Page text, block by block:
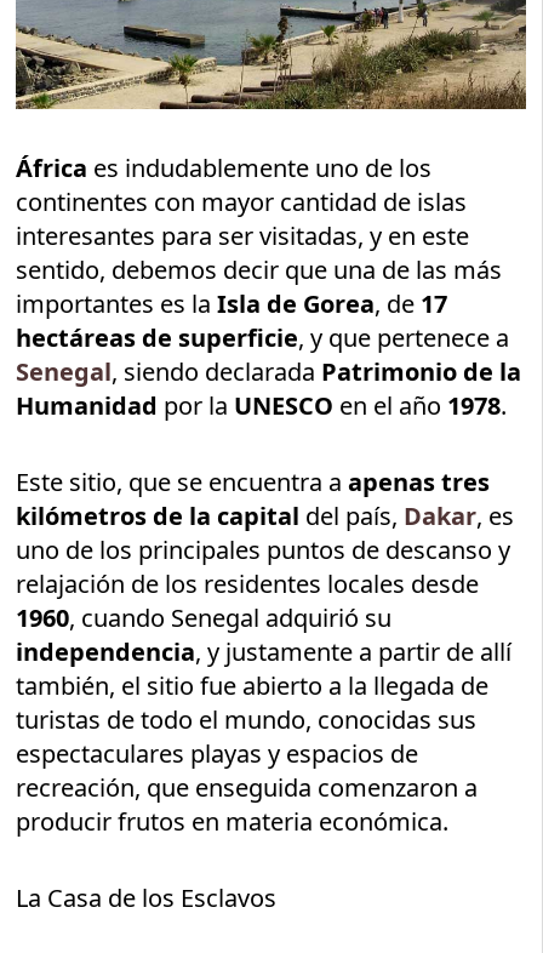
África es indudablemente uno de los
continentes con mayor cantidad de islas
interesantes para ser visitadas, y en este
sentido, debemos decir que una de las más
importantes es laIsla de Gorea, de 17
hectáreas de superficie, y que pertenece a
Senegal, siendo declarada Patrimonio de la
Humanidad por la UNESCO en el año 1978.
Este sitio, que se encuentra aapenas tres
kilómetros de la capital del país, Dakar, es
uno de los principales puntos de descanso y
relajación de los residentes locales desde
1960, cuando Senegal adquirió su
independencia, y justamente a partir de allí
también, el sitio fue abierto a la llegada de
turistas de todo el mundo, conocidas sus
espectaculares playas y espacios de
recreación, que enseguida comenzaron a
producir frutos en materia económica.
La Casa de los Esclavos